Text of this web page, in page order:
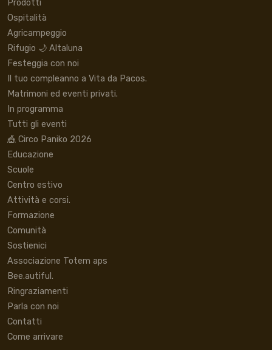
Prodotti
Ospitalità
Agricampeggio
Rifugio 🌙 Altaluna
Festeggia con noi
Il tuo compleanno a Vita da Pacos.
Matrimoni ed eventi privati.
In programma
Tutti gli eventi
🎪 Circo Paniko 2026
Educazione
Scuole
Centro estivo
Attività e corsi.
Formazione
Comunità
Sostienici
Associazione Totem aps
Bee.autiful.
Ringraziamenti
Parla con noi
Contatti
Come arrivare